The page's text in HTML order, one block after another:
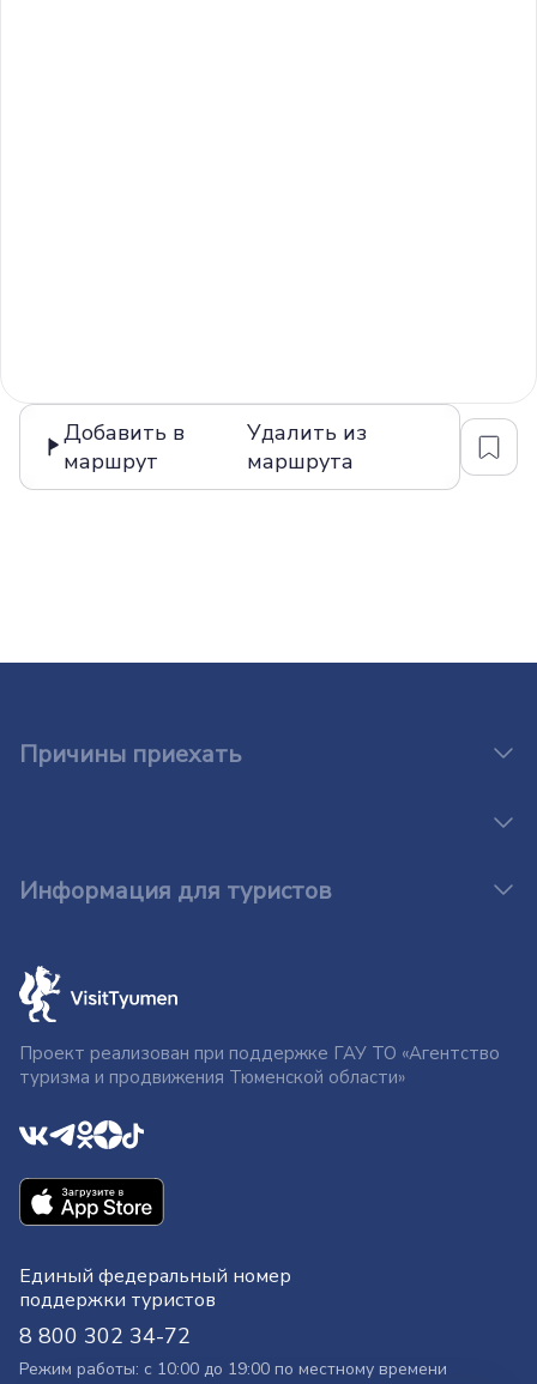
Добавить в
маршрут
Удалить из
маршрута
Причины приехать
Информация для туристов
Проект реализован при поддержке ГАУ ТО «Агентство
туризма и продвижения Тюменской области»
Единый федеральный номер
поддержки туристов
8 800 302 34-72
Режим работы: с 10:00 до 19:00 по местному времени